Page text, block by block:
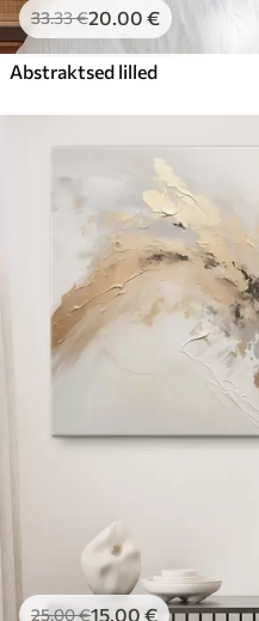
33.33€20.00 €
Abstraktsed lilled
25.00€15.00 €